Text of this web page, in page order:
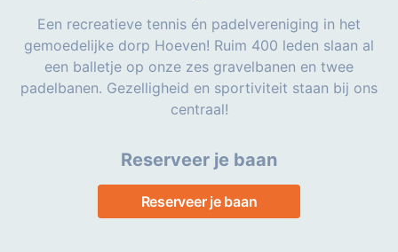
Een recreatieve tennis én padelvereniging in het
gemoedelijke dorp Hoeven! Ruim 400 leden slaan al
een balletje op onze zes gravelbanen en twee
padelbanen. Gezelligheid en sportiviteit staan bij ons
centraal!
Reserveer je baan
Reserveer je baan